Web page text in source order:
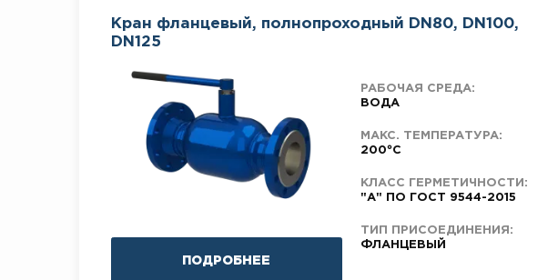
Кран фланцевый, полнопроходный DN80, DN100,
DN125
ПОДРОБНЕЕ
РАБОЧАЯ СРЕДА:
ВОДА
МАКС. ТЕМПЕРАТУРА:
200°C
КЛАСС ГЕРМЕТИЧНОСТИ:
"А" ПО ГОСТ 9544-2015
ТИП ПРИСОЕДИНЕНИЯ:
ФЛАНЦЕВЫЙ